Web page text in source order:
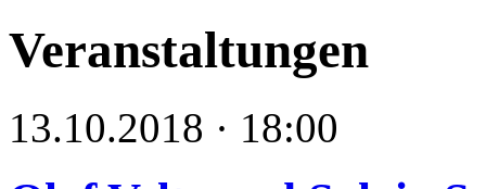
Veranstaltungen
13.10.2018 · 18:00